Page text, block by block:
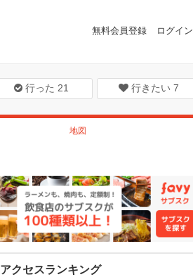
無料会員登録 ログイン
行った 21 行きたい 7
地図
アクセスランキング